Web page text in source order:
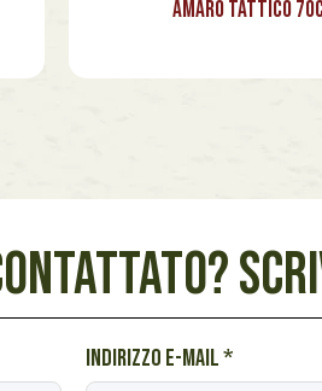
Amaro Tattico
Indirizzo e-mail*